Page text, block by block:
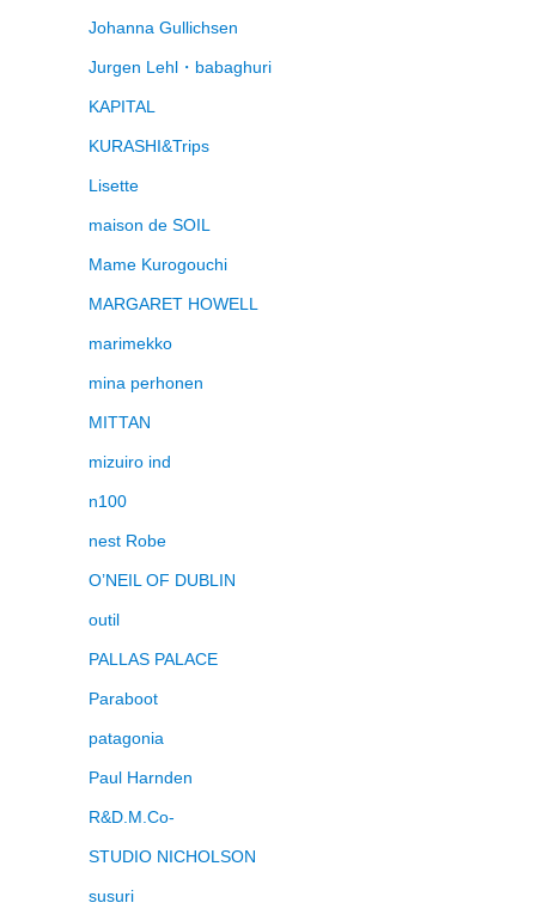
Johanna Gullichsen
Jurgen Lehl・babaghuri
KAPITAL
KURASHI&Trips
Lisette
maison de SOIL
Mame Kurogouchi
MARGARET HOWELL
marimekko
mina perhonen
MITTAN
mizuiro ind
n100
nest Robe
O’NEIL OF DUBLIN
outil
PALLAS PALACE
Paraboot
patagonia
Paul Harnden
R&D.M.Co-
STUDIO NICHOLSON
susuri